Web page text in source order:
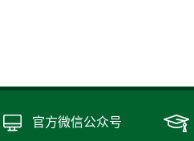
官方微信公众号